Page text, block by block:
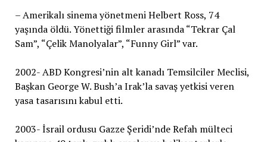
– Amerikalı sinema yönetmeni Helbert Ross, 74
yaşında öldü. Yönettiği filmler arasında “Tekrar Çal
Sam”, “Çelik Manolyalar”, “Funny Girl” var.
2002- ABD Kongresi’nin alt kanadı Temsilciler Meclisi,
Başkan George W. Bush’a Irak’la savaş yetkisi veren
yasa tasarısını kabul etti.
2003- İsrail ordusu Gazze Şeridi’nde Refah mülteci